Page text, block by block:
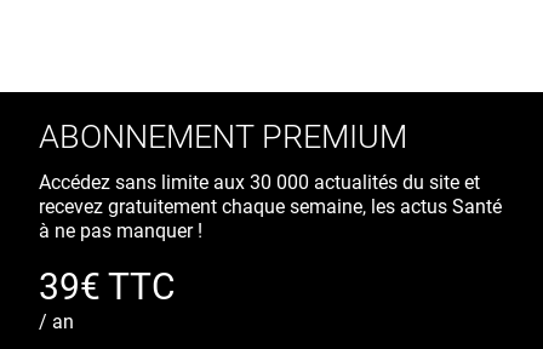
ABONNEMENT PREMIUM
Accédez sans limite aux 30 000 actualités du site et
recevez gratuitement chaque semaine, les actus Santé
à ne pas manquer !
39€ TTC
/ an